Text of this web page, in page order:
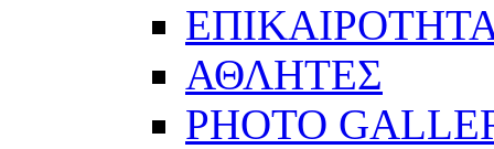
ΑΘΛΗΤΕΣ
PHOTO